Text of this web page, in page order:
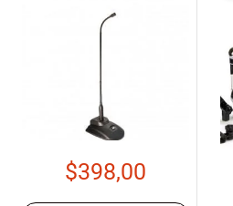
$398,00